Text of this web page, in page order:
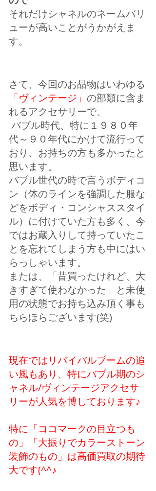
それだけシャネルのネームバリ
ューが高いことがうかがえま
す。
さて、今回のお品物はいわゆる
「ヴィンテージ」 の部類に含ま
れるアクセサリーで、
代～９０年代にかけて流行って
おり、お持ちの方も多かったと
思います。
バブル世代の時で言うボディコ
ン（体のラインを強調した服な
どをボディ・コンシャススタイ
ル）に付けていた方も多く、今
ではお蔵入りして持っていたこ
とを忘れてしまう方も中にはい
らっしゃいます。
または、「昔買ったけれど、大
きすぎて使わなかった」と未使
用の状態でお持ち込み頂く事も
ちらほらございます(笑)
現在ではリバイバルブームの追
い風もあり、特にバブル期のシ
ャネル/ヴィンテージアクセサ
リーが人気を博しております♪
特に「ココマークの目立つも
の」「大振りでカラーストーン
装飾のもの」は高価買取の期待
大です(^^♪